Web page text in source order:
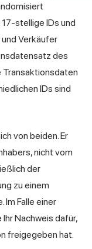
stellige IDs und
Verkäufer
des
IDs sind
von beiden. Er
nicht vom
der
zu einem
Falle einer
Nachweis dafür,
freigegeben hat.